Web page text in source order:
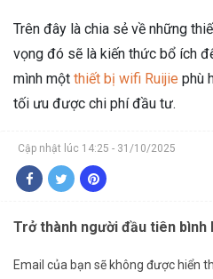
Trên đây là chia sẻ về những
vọng đó sẽ là kiến thức bổ ích
mình một thiết bị wifi Ruijie phù
tối ưu được chi phí đầu tư.
Cập nhật lúc 14:25 - 31/10/2025
Trở thành người đầu tiên bình
Email của bạn sẽ không được hiển